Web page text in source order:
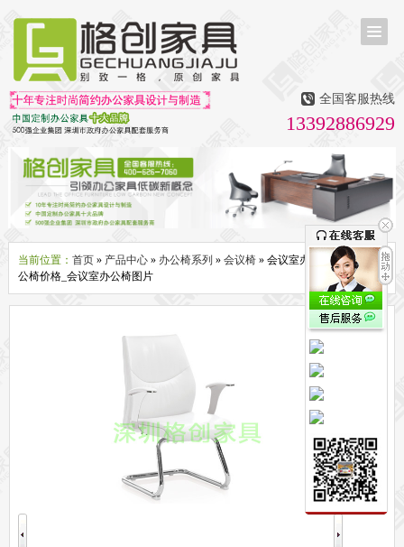
首页
茶台茶桌
多媒体会议室家具
办公屏风隔断系列
办公屏风卡位
高隔断墙 折叠屏风
组合职员台
办公桌系列
经理办公桌
会议桌
办公椅系列
休闲椅
老板大班椅 职员办公椅 会议椅
人体工学椅
间隔柜 实木文件柜
钢制文件柜
培训桌
公共区域家具系列
全国客服热线
13392886929
当前位置： 首页» 产品中心» 办公椅系列 » 会议椅» 会议室办公椅_会议室办
公椅价格_会议室办公椅图片